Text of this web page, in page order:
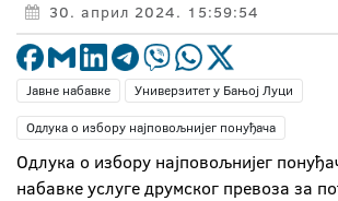
30. април 2024. 15:59:54
Јавне набавке
Универзитет у Бањој Луци
Одлука о избору најповољнијег понуђача
Одлука о избору најповољнијег
набавке услугe друмског превоза за